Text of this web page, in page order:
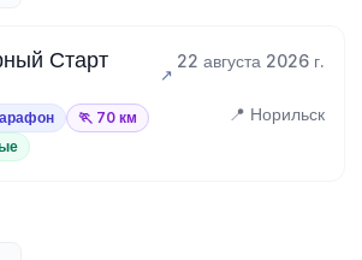
Старт
22 августа 2026 г.
🏃 70 км 📍 Норильск